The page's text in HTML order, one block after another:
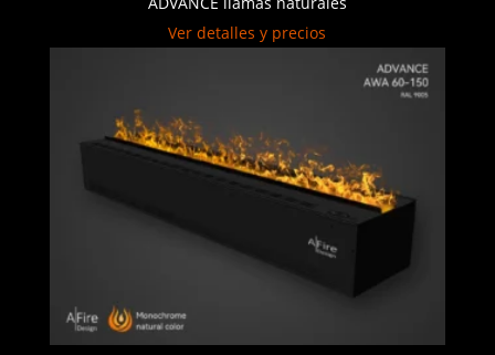
Ver detalles y precios